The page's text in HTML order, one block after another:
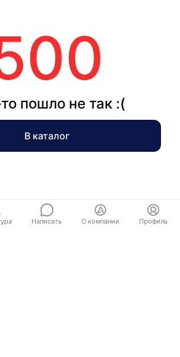
пошло не так :(
В каталог
Написать О компании Профиль